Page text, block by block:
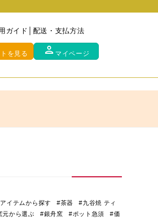
ガイド 配送・支払方法
を見る person マイページ
イテムから探す #茶器
#九谷焼 ティ
元から選ぶ #銀舟窯 #ポット急須
#価